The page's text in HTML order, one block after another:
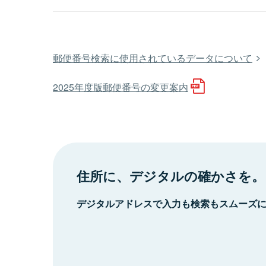
郵便番号検索に使用されているデータについて
2025年度版郵便番号の変更案内
住所に、デジタルの確かさを。
デジタルアドレスで入力も検索もスムーズ